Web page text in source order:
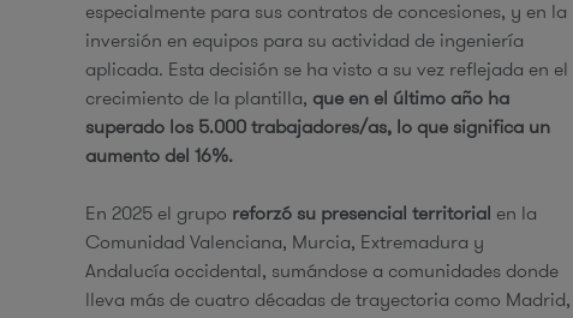
especialmente para sus contratos de concesiones, y en la
inversión en equipos para su actividad de ingeniería
aplicada. Esta decisión se ha visto a su vez reflejada en el
crecimiento de la plantilla, que en el último año ha
superado los 5.000 trabajadores/as, lo que significa un
aumento del 16%.
En 2025 el grupo reforzó su presencial territorial en la
Comunidad Valenciana, Murcia, Extremadura y
Andalucía occidental, sumándose a comunidades donde
lleva más de cuatro décadas de trayectoria como Madrid,